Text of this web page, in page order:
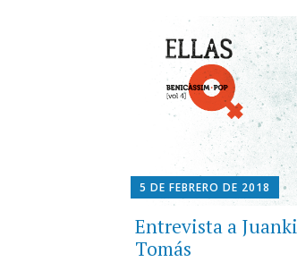
5 DE FEBRERO DE 2018
Entrevista a Juanki
Tomás